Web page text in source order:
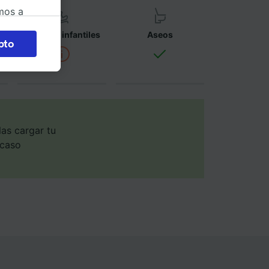
Asientos infantiles Aseos
cargar tu
a
la
ello.
las